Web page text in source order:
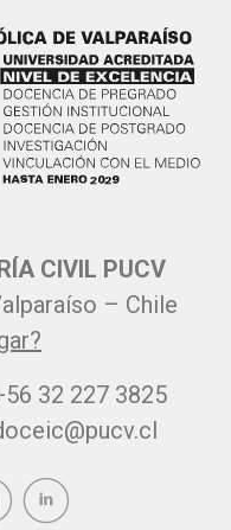
CIVIL PUCV
– Chile
32 227 3825